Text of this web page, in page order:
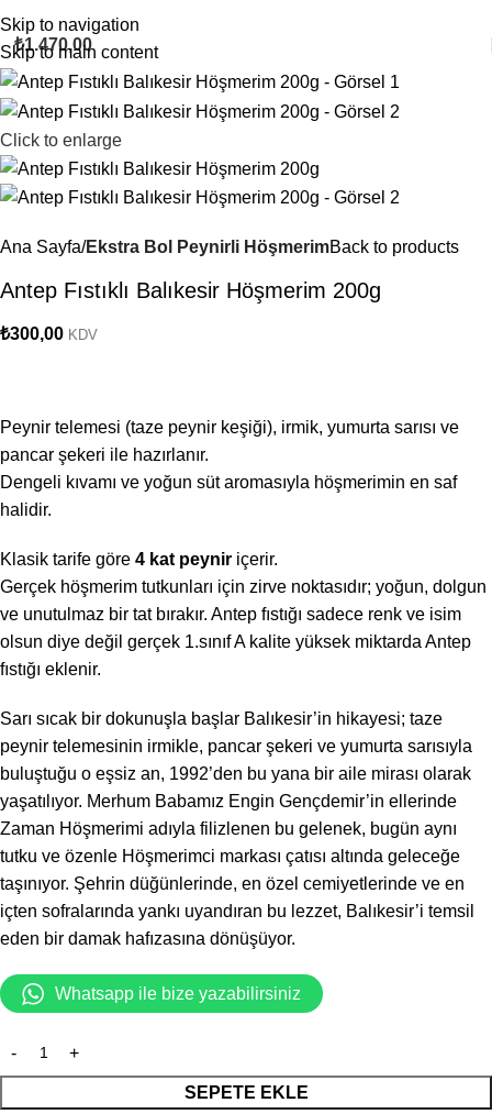
Skip to navigation
Skip to main content
₺1.470,00
Click to enlarge
Ana Sayfa Ekstra Bol Peynirli HöşmerimBack to products
Antep Fıstıklı Balıkesir Höşmerim 200g
₺300,00 KDV
Peynir telemesi (taze peynir keşiği), irmik, yumurta sarısı ve
pancar şekeri ile hazırlanır.
Dengeli kıvamı ve yoğun süt aromasıyla höşmerimin en saf
halidir.
Klasik tarife göre 4 kat peynir içerir.
Gerçek höşmerim tutkunları için zirve noktasıdır; yoğun, dolgun
ve unutulmaz bir tat bırakır. Antep fıstığı sadece renk ve isim
olsun diye değil gerçek 1.sınıf A kalite yüksek miktarda Antep
fıstığı eklenir.
Sarı sıcak bir dokunuşla başlar Balıkesir’in hikayesi; taze
peynir telemesinin irmikle, pancar şekeri ve yumurta sarısıyla
buluştuğu o eşsiz an, 1992’den bu yana bir aile mirası olarak
yaşatılıyor. Merhum Babamız Engin Gençdemir’in ellerinde
Zaman Höşmerimi adıyla filizlenen bu gelenek, bugün aynı
tutku ve özenle Höşmerimci markası çatısı altında geleceğe
taşınıyor. Şehrin düğünlerinde, en özel cemiyetlerinde ve en
içten sofralarında yankı uyandıran bu lezzet, Balıkesir’i temsil
eden bir damak hafızasına dönüşüyor.
Whatsapp ile bize yazabilirsiniz
SEPETE EKLE